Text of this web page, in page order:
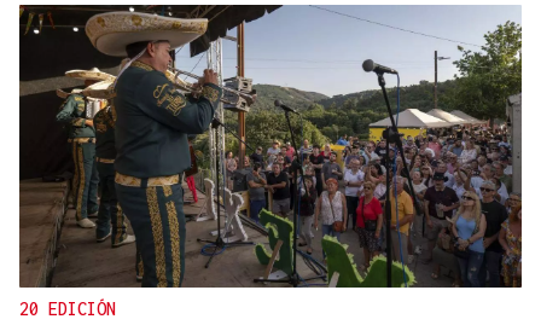
CANEDO
Un herido en la colisión entre dos coches en la
entrada a las termas de Outariz
20 EDICIÓN